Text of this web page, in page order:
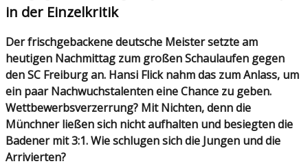
in der Einzelkritik
Der frischgebackene deutsche Meister setzte am
heutigen Nachmittag zum großen Schaulaufen gegen
den SC Freiburg an. Hansi Flick nahm das zum Anlass, um
ein paar Nachwuchstalenten eine Chance zu geben.
Wettbewerbsverzerrung? Mit Nichten, denn die
Münchner ließen sich nicht aufhalten und besiegten die
Badener mit 3:1. Wie schlugen sich die Jungen und die
Arrivierten?